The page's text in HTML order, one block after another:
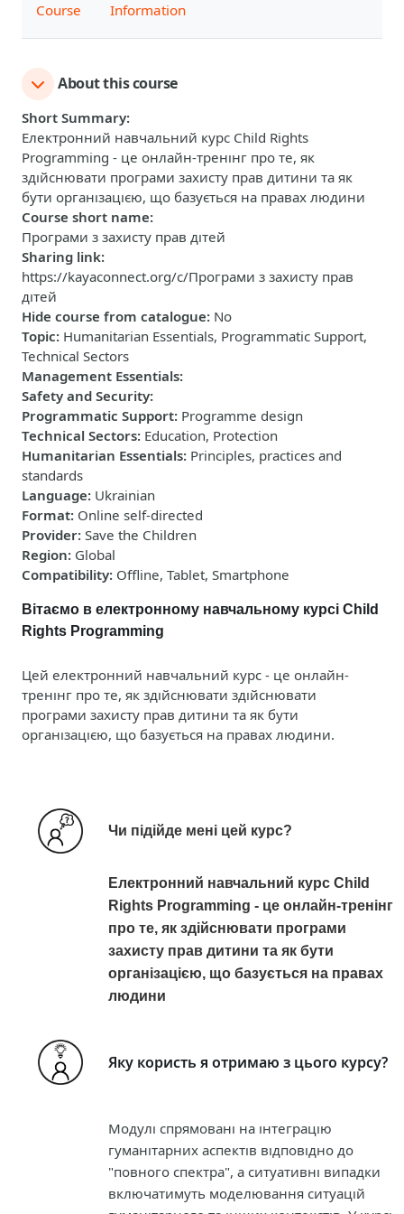
Course Information
About this course
Short Summary:
Електронний навчальний курс Child Rights
Programming - це онлайн-тренінг про те, як
здійснювати програми захисту прав дитини та як
бути організацією, що базується на правах людини
Course short name:
Програми з захисту прав дітей
Sharing link:
https://kayaconnect.org/c/Програми з захисту прав
дітей
Hide course from catalogue: No
Topic: Humanitarian Essentials, Programmatic Support,
Technical Sectors
Management Essentials:
Safety and Security:
Programmatic Support: Programme design
Technical Sectors: Education, Protection
Humanitarian Essentials: Principles, practices and
standards
Language: Ukrainian
Format: Online self-directed
Provider: Save the Children
Region: Global
Compatibility: Offline, Tablet, Smartphone
Вітаємо в електронному навчальному курсі Child
Rights Programming
Цей електронний навчальний курс - це онлайн-
тренінг про те, як здійснювати здійснювати
програми захисту прав дитини та як бути
організацією, що базується на правах людини.
Чи підійде мені цей курс?
Електронний навчальний курс Child
Rights Programming - це онлайн-тренінг
про те, як здійснювати програми
захисту прав дитини та як бути
організацією, що базується на правах
людини
Яку користь я отримаю з цього курсу?
Модулі спрямовані на інтеграцію
гуманітарних аспектів відповідно до
"повного спектра", а ситуативні випадки
включатимуть моделювання ситуацій